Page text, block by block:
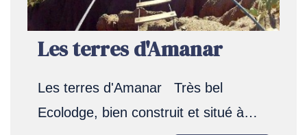
Les terres d'Amanar
Les terres d'Amanar Très bel
Ecolodge, bien construit et situé à…